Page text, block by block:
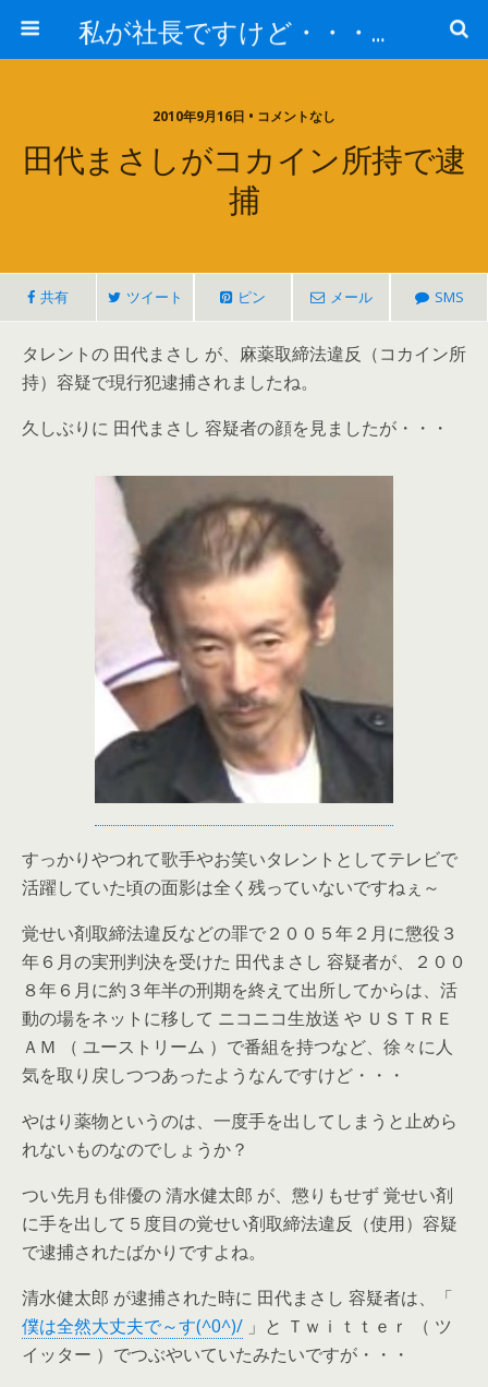
私が社長ですけど・・・何か!?
2010年9月16日 • コメントなし
田代まさしがコカイン所持で逮
捕
共有 ツイート ピン メール SMS
タレントの 田代まさし が、麻薬取締法違反（コカイン所
持）容疑で現行犯逮捕されましたね。
久しぶりに 田代まさし 容疑者の顔を見ましたが・・・
すっかりやつれて歌手やお笑いタレントとしてテレビで
活躍していた頃の面影は全く残っていないですねぇ～
覚せい剤取締法違反などの罪で２００５年２月に懲役３
年６月の実刑判決を受けた 田代まさし 容疑者が、２００
８年６月に約３年半の刑期を終えて出所してからは、活
動の場をネットに移して ニコニコ生放送 や ＵＳＴＲＥ
ＡＭ （ ユーストリーム ）で番組を持つなど、徐々に人
気を取り戻しつつあったようなんですけど・・・
やはり薬物というのは、一度手を出してしまうと止めら
れないものなのでしょうか？
つい先月も俳優の 清水健太郎 が、懲りもせず 覚せい剤
に手を出して５度目の覚せい剤取締法違反（使用）容疑
で逮捕されたばかりですよね。
清水健太郎 が逮捕された時に 田代まさし 容疑者は、「
僕は全然大丈夫で～す(^0^)/ 」と Ｔｗｉｔｔｅｒ （ ツ
イッター ）でつぶやいていたみたいですが・・・